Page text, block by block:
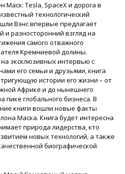
Маск: Tesla, SpaceX и дорога в
технологический
Вэнс впервые предлагает
и разносторонний взгляд на
самого отважного
Кремниевой долины.
эксклюзивных интервью с
его семьи и друзьями, книга
истории его жизни – от
Африке и до нынешнего
пике глобального бизнеса. В
книги вошли новые факты
Маска. Книга будет интересна
природа лидерства, кто
новых технологий, а также
биографической